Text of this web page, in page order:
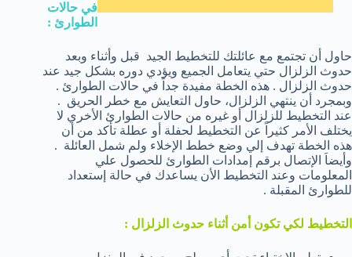
في حالات
الطوارئ :
حاول أن تجتمع مع عائلتك للتخطيط الجيد قبل وأثناء وبعد
حدوث الزلزال حتي يتعامل الجميع ويؤدي دوره بشكل جيد عند
حدوث الزلزال . هذه الخطة مفيدة جداً في حالات الطوارئ .
وبمجرد أن ينتهي الزلزال، حاول التعايش مع خطر الحريق .
عند التخطيط للزلزال أو غيره من حالات الطوارئ الأخري لا
يختلف الأمر كثيراً عن التخطيط لحفلة أو عطلة تأكد من أن
هذه الخطة تهدف إلي وضع خطط الإخلاء ولم شمل العائلة .
وأيضاَ الإتصال برقم إمدادات الطوارئ للحصول علي
المعلومات وعند التخطيط الأن يساعدك في حالة إستعداد
للطوارئ المقبلة .
التخطيط لكي تكون أمن أثناء حدوث الزلزال :